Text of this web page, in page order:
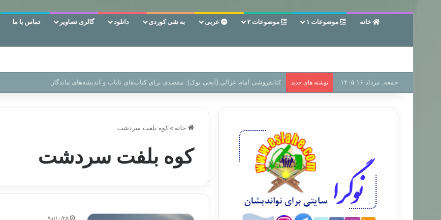
خانه موضوعات ۱ موضوعات ۲ عربی به شی کوردی دانلود گالری تصاویر تماس با ما
جمعه, مرداد ۱۶ ۱۴۰۵ نوشته های جدید سر دفتر فساد در زمین‌، دوری وکناره‌گیری از راه خداست‌!
خانه » کوه بلفت سردشت
کوه بلفت سردشت
۹۱/۱۰/۲۵